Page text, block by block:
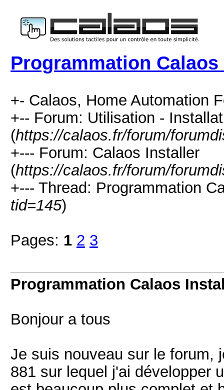
Programmation
+- Calaos, Home Automation
+-- Forum: Utilisation -
(https://calaos.fr/forum/
+--- Forum: Calaos Installer
(https://calaos.fr/forum/
+--- Thread: Programmation
tid=145)
Pages: 1 2 3
Programmation Calaos
Bonjour a tous
Je suis nouveau sur le forum,
881 sur lequel j'ai développer